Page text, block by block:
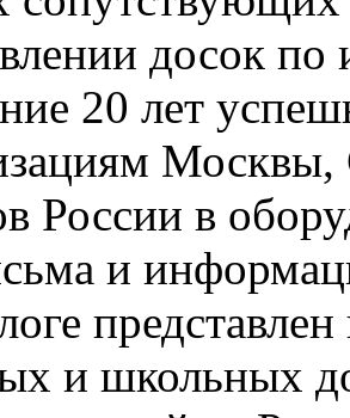
досок по
20 лет
Москвы,
России в
и
и школьных